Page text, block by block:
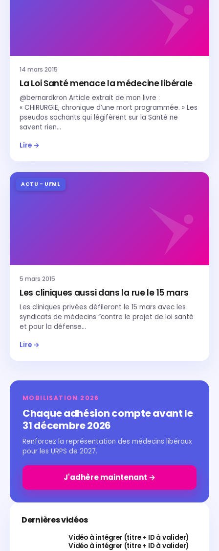
14 mars 2015
La Loi Santé menace la médecine libérale
@bernardkron Article extrait de mon livre :
« CHIRURGIE, chronique d’une mort programmée. » Les
pseudos sachants qui légifèrent sur la Santé ne
savent rien…
Lire →
ACTU - UFML
5 mars 2015
Les cliniques aussi dans la rue le 15 mars
Les cliniques privées défileront le 15 mars avec les
syndicats de médecins “contre le projet de loi santé
et pour la défense…
Lire →
MOBILISATION 2026
Chaque adhésion compte avant le
31 décembre 2026
Renforcez la représentation des médecins libéraux
pour les URPS de 2027.
J'adhère maintenant →
Dernières vidéos
Vidéo à intégrer (titre + ID à valider)
Vidéo à intégrer (titre + ID à valider)